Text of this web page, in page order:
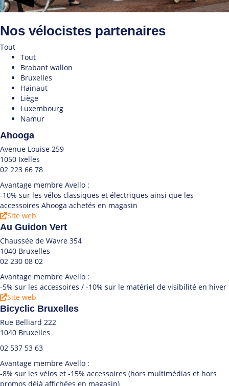
Nos vélocistes partenaires
Tout
Tout
Brabant wallon
Bruxelles
Hainaut
Liège
Luxembourg
Namur
Ahooga
Avenue Louise 259
1050 Ixelles
02 223 66 78
Avantage membre Avello :
-10% sur les vélos classiques et électriques ainsi que les
accessoires Ahooga achetés en magasin
Site web
Au Guidon Vert
Chaussée de Wavre 354
1040 Bruxelles
02 230 08 02
Avantage membre Avello :
-5% sur les accessoires / -10% sur le matériel de visibilité en hiver
Site web
Bicyclic Bruxelles
Rue Belliard 222
1040 Bruxelles
02 537 53 63
Avantage membre Avello :
-8% sur les vélos et -15% accessoires (hors multimédias et hors
promos déjà affichées en magasin)